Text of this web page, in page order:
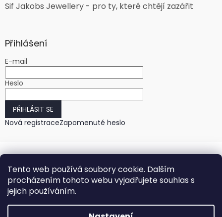
Tento web používá soubory cookie. Dalším
procházením tohoto webu vyjadřujete souhlas s
jejich používáním.
Sif Jakobs Jewellery - pro ty, které chtějí zazářit
Přihlášení
E-mail
Heslo
PŘIHLÁSIT SE
Nová registraceZapomenuté heslo